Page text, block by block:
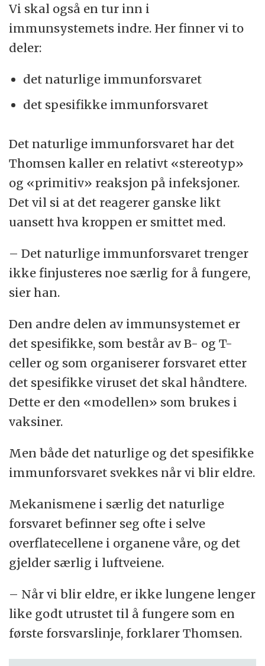
Vi skal også en tur inn i
immunsystemets indre. Her finner vi to
deler:
det naturlige immunforsvaret
det spesifikke immunforsvaret
Det naturlige immunforsvaret har det
Thomsen kaller en relativt «stereotyp»
og «primitiv» reaksjon på infeksjoner.
Det vil si at det reagerer ganske likt
uansett hva kroppen er smittet med.
– Det naturlige immunforsvaret trenger
ikke finjusteres noe særlig for å fungere,
sier han.
Den andre delen av immunsystemet er
det spesifikke, som består av B- og T-
celler og som organiserer forsvaret etter
det spesifikke viruset det skal håndtere.
Dette er den «modellen» som brukes i
vaksiner.
Men både det naturlige og det spesifikke
immunforsvaret svekkes når vi blir eldre.
Mekanismene i særlig det naturlige
forsvaret befinner seg ofte i selve
overflatecellene i organene våre, og det
gjelder særlig i luftveiene.
– Når vi blir eldre, er ikke lungene lenger
like godt utrustet til å fungere som en
første forsvarslinje, forklarer Thomsen.